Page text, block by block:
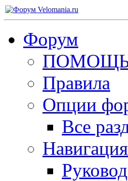
Форум
Правила
Опции
Все
Навигация